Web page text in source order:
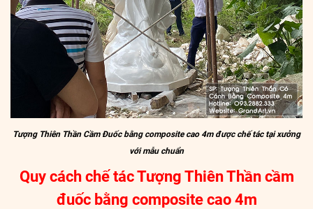
Tượng Thiên Thần Cầm Đuốc bằng composite cao 4m được chế tác tại xưởng
với mẫu chuẩn
Quy cách chế tác Tượng Thiên Thần cầm
đuốc bằng composite cao 4m